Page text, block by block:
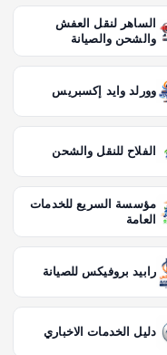
الساهر لنقل العفش
والشحن والصيانة
وورلد وايد إكسبريس
الفلاح للنقل والشحن
مؤسسة السريع للخدمات
العامة
رابيد بروفيكس للصيانة
دليل الخدمات الاخباري